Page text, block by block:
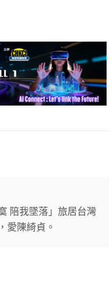
陪我墜落」旅居台灣
愛陳綺貞。